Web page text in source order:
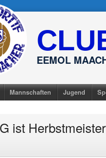
EEMOL
Mannschaften Jugend
ist